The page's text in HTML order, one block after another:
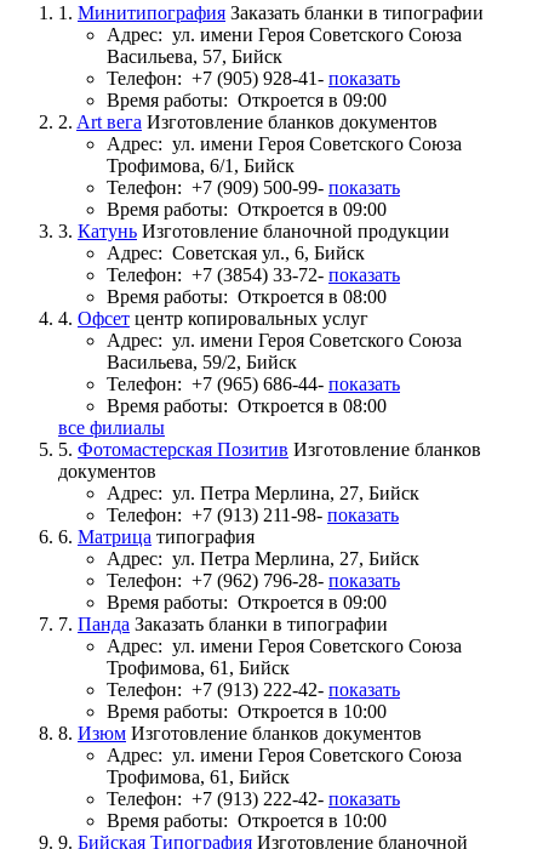
1. Минитипография Заказать бланки в типографии
Адрес: ул. имени Героя Советского Союза
Васильева, 57, Бийск
Телефон: +7 (905) 928-41- показать
Время работы: Откроется в 09:00
2. Art вега Изготовление бланков документов
Адрес: ул. имени Героя Советского Союза
Трофимова, 6/1, Бийск
Телефон: +7 (909) 500-99- показать
Время работы: Откроется в 09:00
3. Катунь Изготовление бланочной продукции
Адрес: Советская ул., 6, Бийск
Телефон: +7 (3854) 33-72- показать
Время работы: Откроется в 08:00
4. Офсет центр копировальных услуг
Адрес: ул. имени Героя Советского Союза
Васильева, 59/2, Бийск
Телефон: +7 (965) 686-44- показать
Время работы: Откроется в 08:00
все филиалы
5. Фотомастерская Позитив Изготовление бланков
документов
Адрес: ул. Петра Мерлина, 27, Бийск
Телефон: +7 (913) 211-98- показать
6. Матрица типография
Адрес: ул. Петра Мерлина, 27, Бийск
Телефон: +7 (962) 796-28- показать
Время работы: Откроется в 09:00
7. Панда Заказать бланки в типографии
Адрес: ул. имени Героя Советского Союза
Трофимова, 61, Бийск
Телефон: +7 (913) 222-42- показать
Время работы: Откроется в 10:00
8. Изюм Изготовление бланков документов
Адрес: ул. имени Героя Советского Союза
Трофимова, 61, Бийск
Телефон: +7 (913) 222-42- показать
Время работы: Откроется в 10:00
9. Бийская Типография Изготовление бланочной